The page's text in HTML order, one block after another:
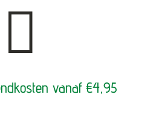

vanaf €4,95